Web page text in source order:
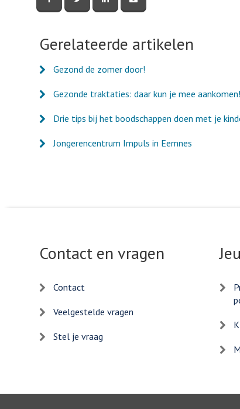
deze
pagina
deze
pagina
deze
pagina
deze
pagina
mail
Gerelateerde artikelen
Gezond de zomer door!
Gezonde traktaties: daar kun je mee aankomen!
Drie tips bij het boodschappen doen met je
Jongerencentrum Impuls in Eemnes
Contact en vragen
Contact
Veelgestelde vragen
Stel je vraag